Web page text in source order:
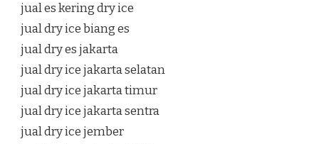
jual es kering dry ice
jual dry ice biang es
jual dry es jakarta
jual dry ice jakarta selatan
jual dry ice jakarta timur
jual dry ice jakarta sentra
jual dry ice jember